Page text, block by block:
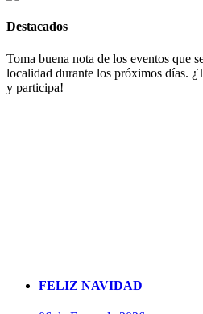
Destacados
Toma buena nota de los eventos que
localidad durante los próximos días.
y participa!
FELIZ NAVIDAD